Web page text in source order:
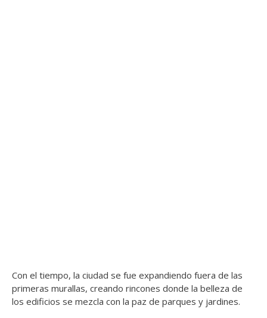
Con el tiempo, la ciudad se fue expandiendo fuera de las
primeras murallas, creando rincones donde la belleza de
los edificios se mezcla con la paz de parques y jardines.